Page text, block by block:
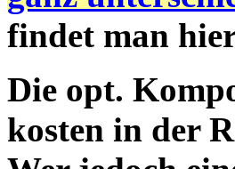
findet man
Die opt.
kosten in der